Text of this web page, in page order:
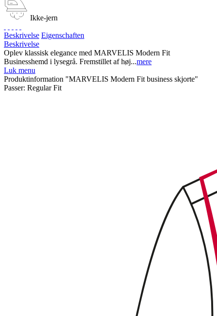
Ikke-jern
Beskrivelse Eigenschaften
Beskrivelse
Oplev klassisk elegance med MARVELIS Modern Fit
Businesshemd i lysegrå. Fremstillet af høj...mere
Luk menu
Produktinformation "MARVELIS Modern Fit business skjorte"
Passer: Regular Fit